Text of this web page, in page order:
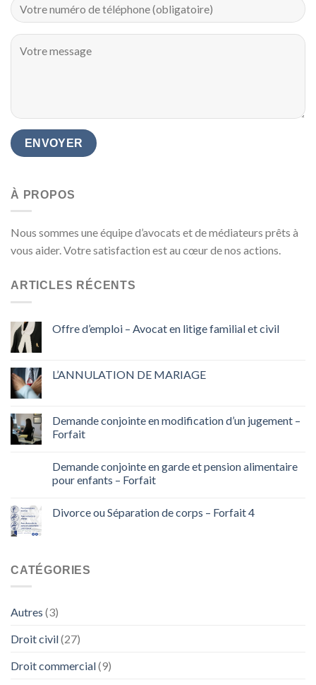
À PROPOS
Nous sommes une équipe d’avocats et de médiateurs prêts à
vous aider. Votre satisfaction est au cœur de nos actions.
ARTICLES RÉCENTS
Offre d’emploi – Avocat en litige familial et civil
L’ANNULATION DE MARIAGE
Demande conjointe en modification d’un jugement –
Forfait
Demande conjointe en garde et pension alimentaire
pour enfants – Forfait
Divorce ou Séparation de corps – Forfait 4
CATÉGORIES
Autres (3)
Droit civil(27)
Droit commercial(9)